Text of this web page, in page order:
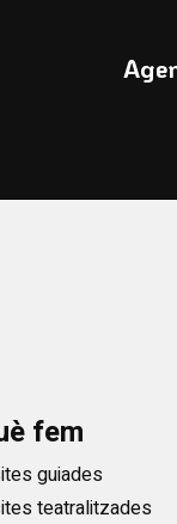
del teclat o
fem
guiades
teatralitzades